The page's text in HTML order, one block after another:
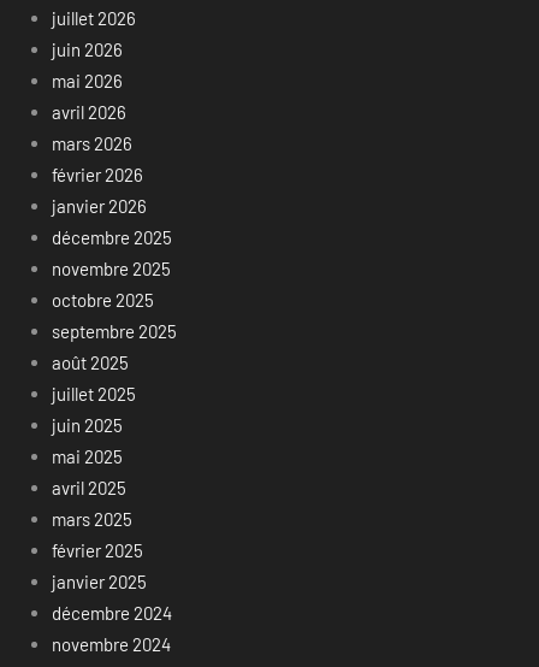
juillet 2026
juin 2026
mai 2026
avril 2026
mars 2026
février 2026
janvier 2026
décembre 2025
novembre 2025
octobre 2025
septembre 2025
août 2025
juillet 2025
juin 2025
mai 2025
avril 2025
mars 2025
février 2025
janvier 2025
décembre 2024
novembre 2024